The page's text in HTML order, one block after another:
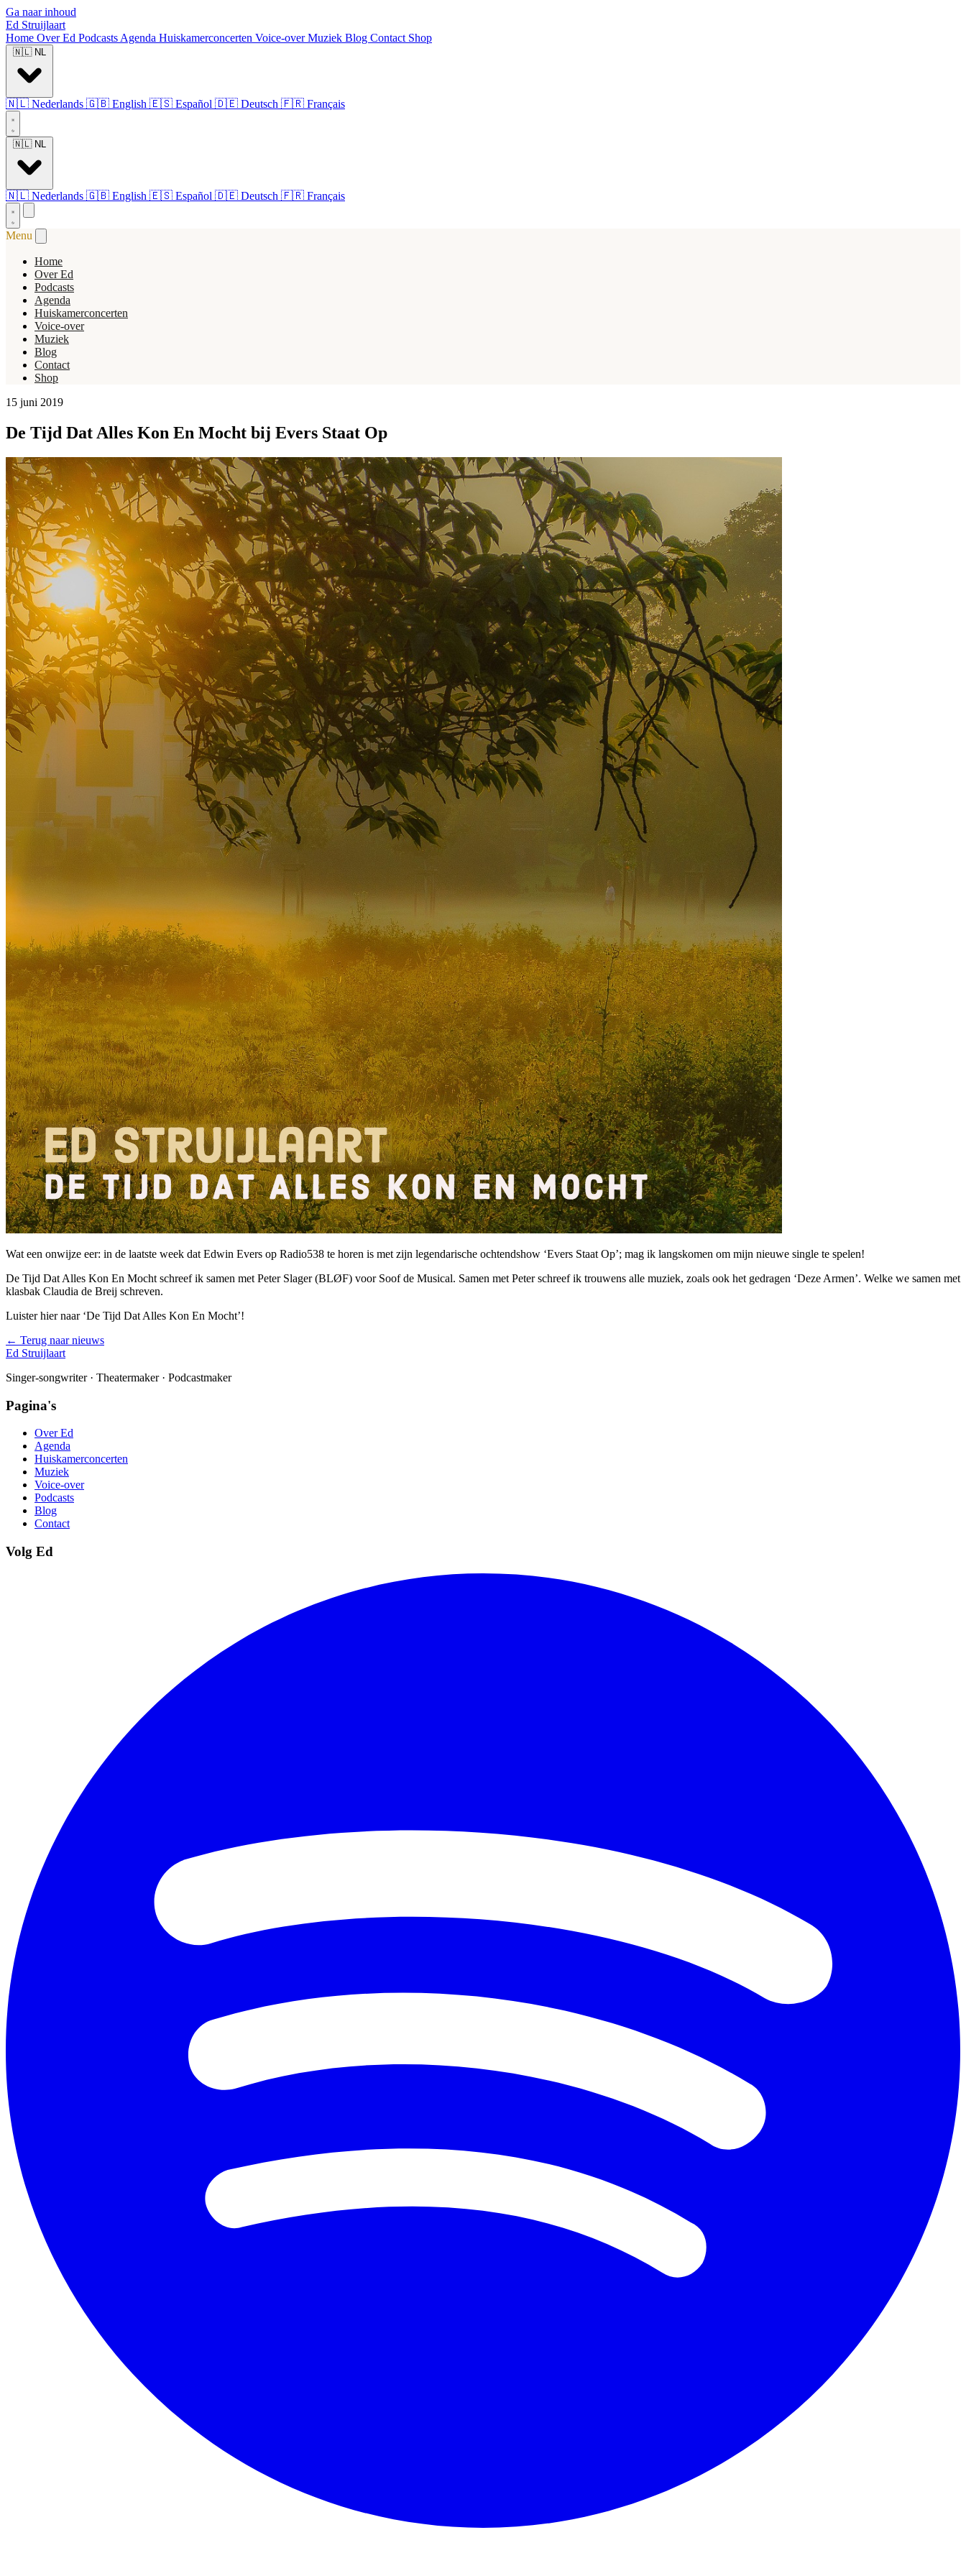
Ga naar inhoud
Ed Struijlaart
Home Over Ed Podcasts Agenda Huiskamerconcerten Voice-overMuziek Blog Contact Shop
🇳🇱 NL
🇳🇱 Nederlands 🇬🇧 English 🇪🇸 Español 🇩🇪 Deutsch 🇫🇷 Français
🇳🇱 NL
🇳🇱 Nederlands 🇬🇧 English 🇪🇸 Español 🇩🇪 Deutsch 🇫🇷 Français
Menu
Home
Over Ed
Podcasts
Agenda
Huiskamerconcerten
Voice-over
Muziek
Blog
Contact
Shop
15 juni 2019
De Tijd Dat Alles Kon En Mocht bij Evers Staat Op
Wat een onwijze eer: in de laatste week dat Edwin Evers op Radio538 te horen is met zijn legendarische ochtendshow ‘Evers Staat Op’; mag ik langskomen om mijn nieuwe single te spelen!
De Tijd Dat Alles Kon En Mocht schreef ik samen met Peter Slager (BLØF) voor Soof de Musical. Samen met Peter schreef ik trouwens alle muziek, zoals ook het gedragen ‘Deze Armen’. Welke we samen met
klasbak Claudia de Breij schreven.
Luister hier naar ‘De Tijd Dat Alles Kon En Mocht’!
← Terug naar nieuws
Ed Struijlaart
Singer-songwriter · Theatermaker · Podcastmaker
Pagina's
Over Ed
Agenda
Huiskamerconcerten
Muziek
Voice-over
Podcasts
Blog
Contact
Volg Ed